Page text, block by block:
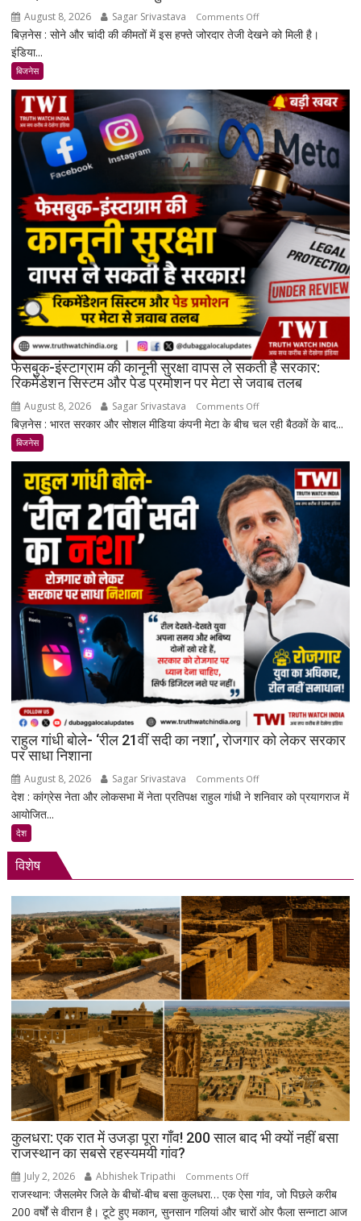
August 8, 2026 Sagar Srivastava Comments Offon
सोना-
5
दिनों
में
सोना
₹7,064
और
चांदी
₹14,094
महंगी,
रिकॉर्ड
स्तर
के
करीब
पहुंचे
दाम
बिज़नेस : सोने और चांदी की कीमतों में इस हफ्ते जोरदार तेजी देखने को मिली है।
इंडिया...
बिजनेस
फेसबुक-इंस्टाग्राम की कानूनी सुरक्षा वापस ले सकती है सरकार:
रिकमेंडेशन सिस्टम और पेड प्रमोशन पर मेटा से जवाब तलब
August 8, 2026 Sagar Srivastava Comments Offon
फेसबुक-
की
कानूनी
सुरक्षा
वापस
ले
सकती
है
सरकार:
रिकमेंडेशन
सिस्टम
और
पेड
प्रमोशन
से
जवाब
बिज़नेस : भारत सरकार और सोशल मीडिया कंपनी मेटा के बीच चल रही बैठकों के बाद...
बिजनेस
राहुल गांधी बोले- ‘रील 21वीं सदी का नशा’, रोजगार को लेकर सरकार
पर साधा निशाना
August 8, 2026 Sagar Srivastava Comments Offon
राहुल
का
नशा’,
रोजगार
को
लेकर
सरकार
पर
साधा
निशाना
देश : कांग्रेस नेता और लोकसभा में नेता प्रतिपक्ष राहुल गांधी ने शनिवार को प्रयागराज में
आयोजित...
देश
विशेष
कुलधरा: एक रात में उजड़ा पूरा गाँव! 200 साल बाद भी क्यों नहीं बसा
राजस्थान का सबसे रहस्यमयी गांव?
July 2, 2026 Abhishek Tripathi Comments Offon
कुलधरा:
एक
राजस्थान: जैसलमेर जिले के बीचों-बीच बसा कुलधरा… एक ऐसा गांव, जो पिछले करीब
200 वर्षों से वीरान है। टूटे हुए मकान, सुनसान गलियां और चारों ओर फैला सन्नाटा आज